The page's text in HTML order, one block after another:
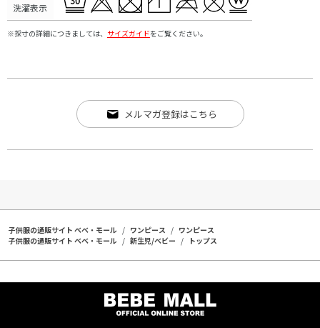
洗濯表示
※採寸の詳細につきましては、 サイズガイドをご覧ください。
メルマガ登録はこちら
子供服の通販サイト ベベ・モール ワンピース
ワンピース
子供服の通販サイト ベベ・モール
新生児/ベビー トップス